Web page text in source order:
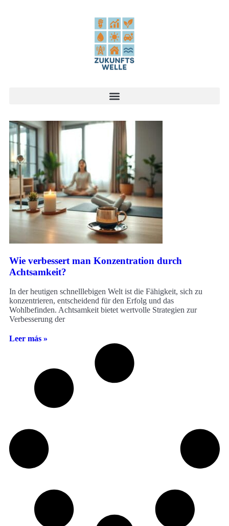
Wie verbessert man Konzentration durch
Achtsamkeit?
In der heutigen schnelllebigen Welt ist die Fähigkeit, sich zu
konzentrieren, entscheidend für den Erfolg und das
Wohlbefinden. Achtsamkeit bietet wertvolle Strategien zur
Verbesserung der
Leer más »